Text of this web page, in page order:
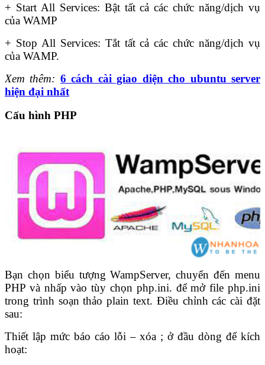
+ Start All Services: Bật tất cả các chức năng/dịch vụ
của WAMP
+ Stop All Services: Tắt tất cả các chức năng/dịch vụ
của WAMP.
Xem thêm: 6 cách cài giao diện cho ubuntu server
hiện đại nhất
Cấu hình PHP
Bạn chọn biểu tượng WampServer, chuyển đến menu
PHP và nhấp vào tùy chọn php.ini. để mở file php.ini
trong trình soạn thảo plain text. Điều chỉnh các cài đặt
sau:
Thiết lập mức báo cáo lỗi – xóa ; ở đầu dòng để kích
hoạt: